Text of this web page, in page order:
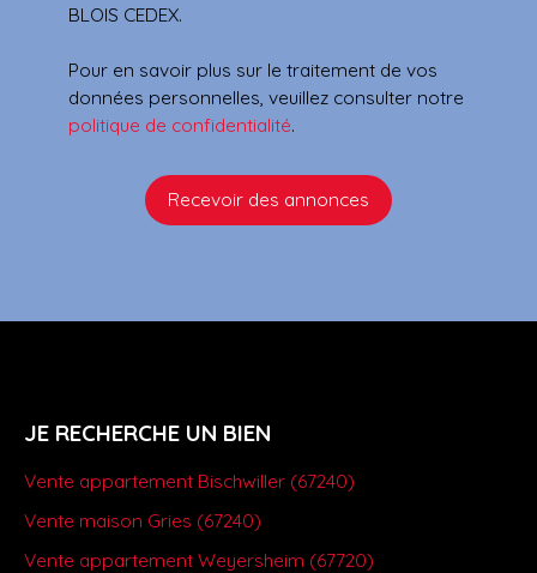
BLOIS CEDEX.
Pour en savoir plus sur le traitement de vos
données personnelles, veuillez consulter notre
politique de confidentialité.
Recevoir des annonces
JE RECHERCHE UN BIEN
Vente appartement Bischwiller (67240)
Vente maison Gries (67240)
Vente appartement Weyersheim (67720)